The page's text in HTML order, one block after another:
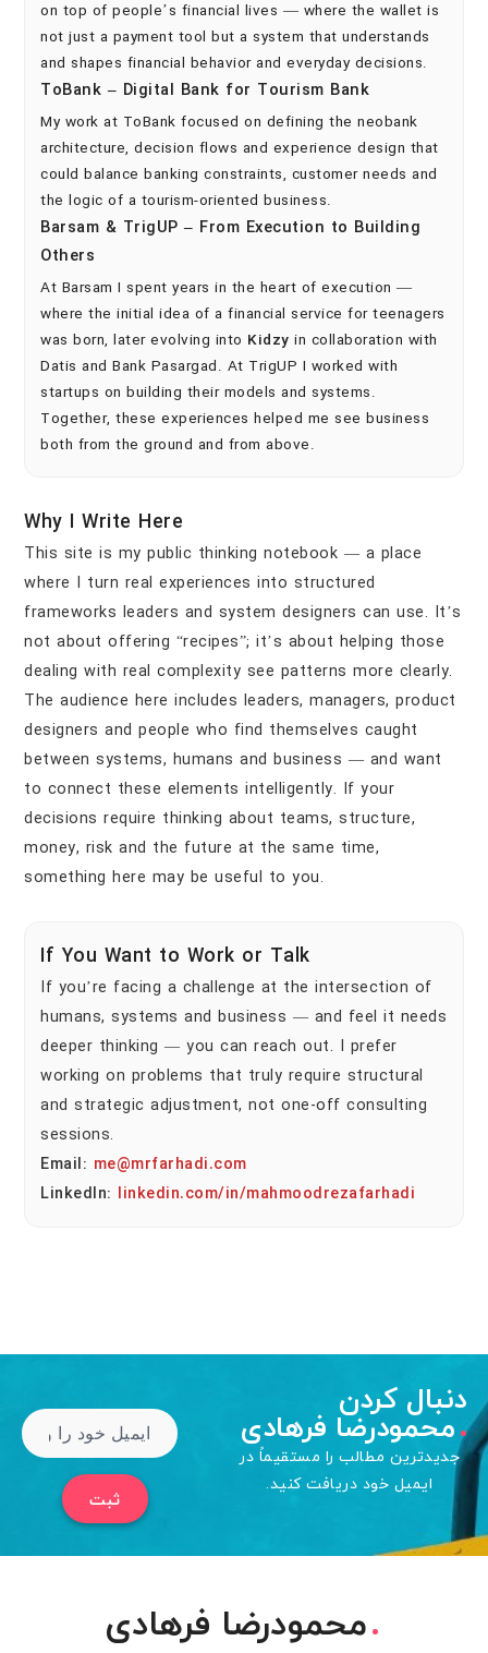
on top of people’s financial lives — where the wallet is
not just a payment tool but a system that understands
and shapes financial behavior and everyday decisions.
ToBank – Digital Bank for Tourism Bank
My work at ToBank focused on defining the neobank
architecture, decision flows and experience design that
could balance banking constraints, customer needs and
the logic of a tourism-oriented business.
Barsam & TrigUP – From Execution to Building
Others
At Barsam I spent years in the heart of execution —
where the initial idea of a financial service for teenagers
was born, later evolving into Kidzy in collaboration with
Datis and Bank Pasargad. At TrigUP I worked with
startups on building their models and systems.
Together, these experiences helped me see business
both from the ground and from above.
Why I Write Here
This site is my public thinking notebook — a place
where I turn real experiences into structured
frameworks leaders and system designers can use. It’s
not about offering “recipes”; it’s about helping those
dealing with real complexity see patterns more clearly.
The audience here includes leaders, managers, product
designers and people who find themselves caught
between systems, humans and business — and want
to connect these elements intelligently. If your
decisions require thinking about teams, structure,
money, risk and the future at the same time,
something here may be useful to you.
If You Want to Work or Talk
If you’re facing a challenge at the intersection of
humans, systems and business — and feel it needs
deeper thinking — you can reach out. I prefer
working on problems that truly require structural
and strategic adjustment, not one-off consulting
sessions.
Email: me@mrfarhadi.com
LinkedIn: linkedin.com/in/mahmoodrezafarhadi
دنبال کردن
محمودرضا فرهادی
جدیدترین مطالب را مستقیماً در
ایمیل خود دریافت کنید.
ثبت
محمودرضا فرهادی